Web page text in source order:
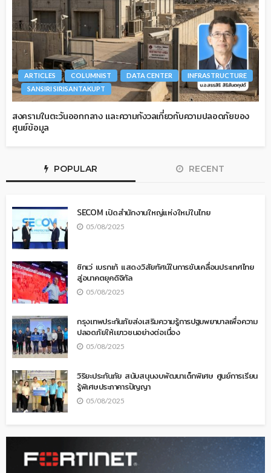
ARTICLES COLUMNIST DATA CENTER
INFRASTRUCTURE
SANSIRI SIRISANTAKUPT
สงครามในตะวันออกกลาง และความกังวลเกี่ยวกับความปลอดภัยของ
ศูนย์ข้อมูล
POPULAR RECENT
SECOM เปิดสำนักงานใหญ่แห่งใหม่ในไทย
05/08/2025
ซิกเว่ เบรกเก้ แสดงวิสัยทัศน์ในการขับเคลื่อนประเทศไทย
สู่อนาคตยุคดิจิทัล
05/08/2025
กรุงเทพประกันภัยส่งเสริมความรู้การปฐมพยาบาลเพื่อความ
ปลอดภัยให้เยาวชนอย่างต่อเนื่อง
05/08/2025
วิริยะประกันภัย สนับสนุนงบพัฒนาเด็กพิเศษ ศูนย์การเรียน
รู้พิเศษประภาคารปัญญา
05/08/2025